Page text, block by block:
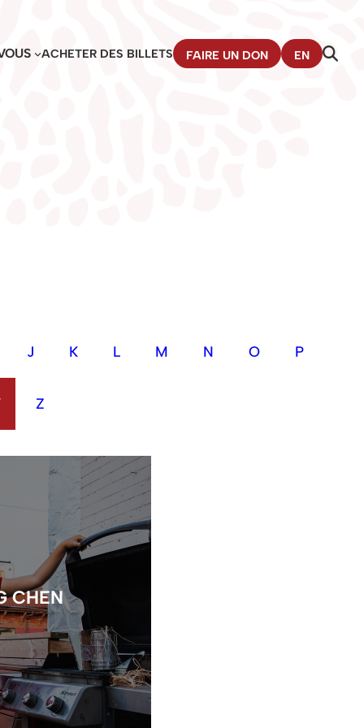
ACHETER DES BILLETS FAIRE UN DON EN
J K L M N O P
Z
CHEN